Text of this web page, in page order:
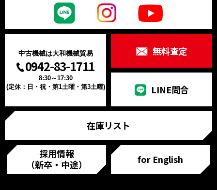
中古機械は大和機械貿易
0942-83-1711
8:30～17:30
(定休：日・祝・第1土曜・第3土曜)
無料査定
LINE問合
在庫リスト
採用情報
（新卒・中途）
for English